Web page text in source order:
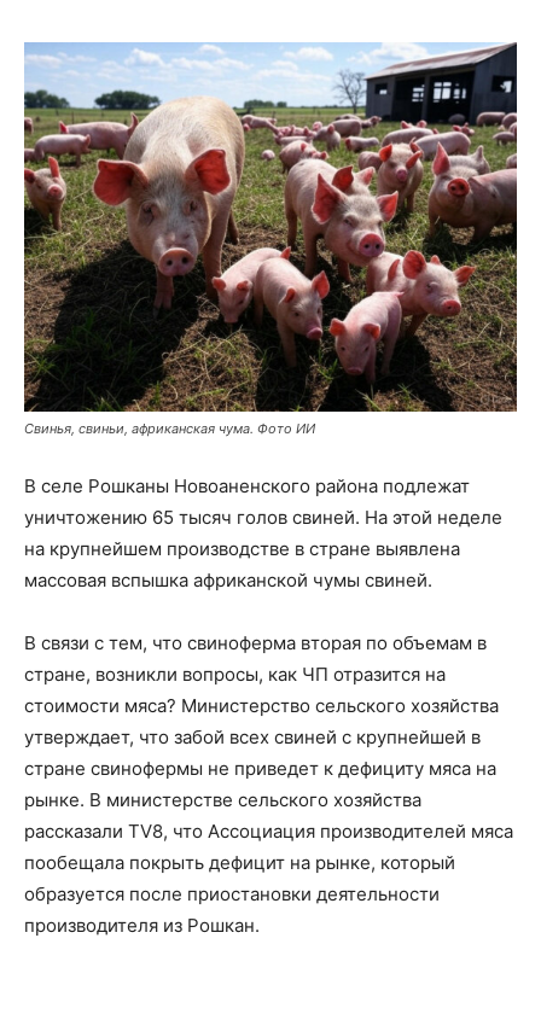
Свинья, свиньи, африканская чума. Фото ИИ
В селе Рошканы Новоаненского района подлежат
уничтожению 65 тысяч голов свиней. На этой неделе
на крупнейшем производстве в стране выявлена
массовая вспышка африканской чумы свиней.
В связи с тем, что свиноферма вторая по объемам в
стране, возникли вопросы, как ЧП отразится на
стоимости мяса? Министерство сельского хозяйства
утверждает, что забой всех свиней с крупнейшей в
стране свинофермы не приведет к дефициту мяса на
рынке. В министерстве сельского хозяйства
рассказали TV8, что Ассоциация производителей мяса
пообещала покрыть дефицит на рынке, который
образуется после приостановки деятельности
производителя из Рошкан.